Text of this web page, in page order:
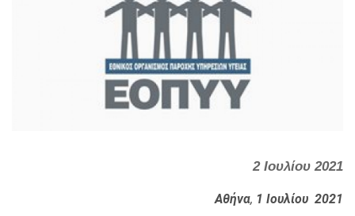
2 Ιουλίου 2021
Αθήνα, 1 Ιουλίου 2021